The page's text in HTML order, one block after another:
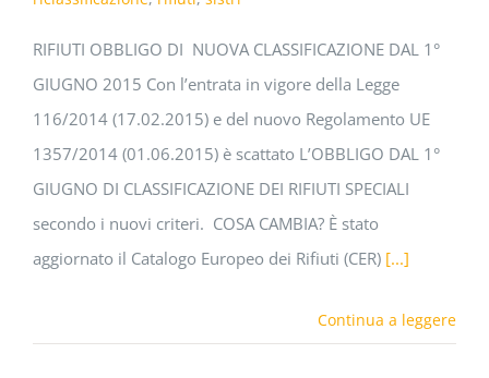
RIFIUTI OBBLIGO DI NUOVA CLASSIFICAZIONE DAL 1°
GIUGNO 2015 Con l’entrata in vigore della Legge
116/2014 (17.02.2015) e del nuovo Regolamento UE
1357/2014 (01.06.2015) è scattato L’OBBLIGO DAL 1°
GIUGNO DI CLASSIFICAZIONE DEI RIFIUTI SPECIALI
secondo i nuovi criteri. COSA CAMBIA? È stato
aggiornato il Catalogo Europeo dei Rifiuti (CER) [...]
Continua a leggere